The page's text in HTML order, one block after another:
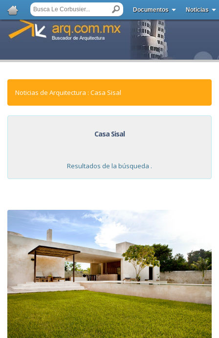
Documentos Noticias
Noticias de Arquitectura : Casa Sisal
Casa Sisal
Resultados de la búsqueda .